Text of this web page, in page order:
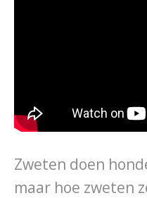
Zweten doen
maar hoe zweten